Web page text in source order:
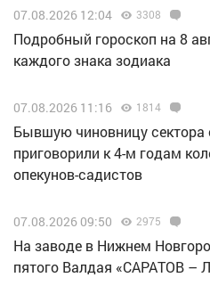
07.08.2026 12:04 3308
Подробный гороскоп на 8
каждого знака зодиака
07.08.2026 11:16 1814
Бывшую чиновницу сектора
приговорили к 4-м годам
опекунов-садистов
07.08.2026 09:50 2975
Н️а заводе в Нижнем
пятого Валдая «САРАТОВ